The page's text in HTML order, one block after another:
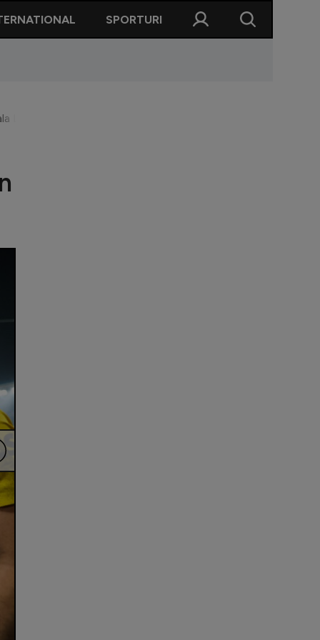
SPORTURI
Ligii Campionilor! Cum au ajuns nemții în această situație și